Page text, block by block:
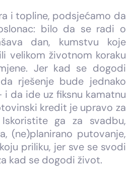
i topline, podsjećamo da
bilo da se radi o
dan, kumstvu koje
velikom životnom koraku
Jer kad se dogodi
rješenje bude jednako
da ide uz fiksnu kamatnu
kredit je upravo za
ga za svadbu,
(ne)planirano putovanje,
priliku, jer sve se svodi
kad se dogodi život.